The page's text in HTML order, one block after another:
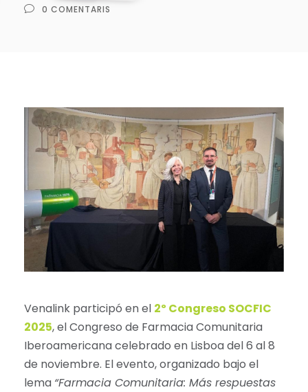
0 COMENTARIS
Venalink participó en el 2º Congreso SOCFIC
2025, el Congreso de Farmacia Comunitaria
Iberoamericana celebrado en Lisboa del 6 al 8
de noviembre. El evento, organizado bajo el
lema “Farmacia Comunitaria: Más respuestas